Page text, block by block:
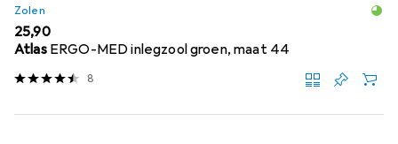
Zolen
EUR
25,90
Atlas ERGO-MED inlegzool groen, maat 44
8